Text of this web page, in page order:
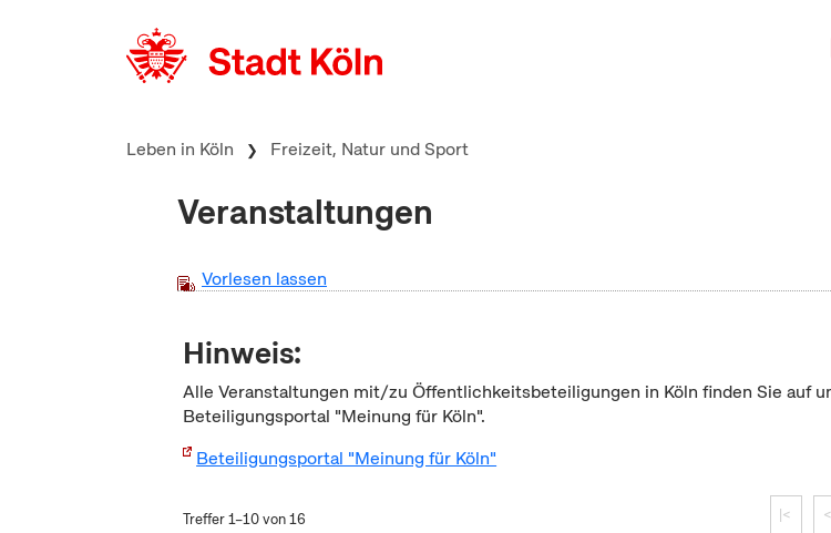
Leben in Köln Freizeit, Natur und Sport
Veranstaltungen
Vorlesen lassen
Hinweis:
Alle Veranstaltungen mit/zu Öffentlichkeitsbeteiligungen in Köln finden Sie auf
Beteiligungsportal "Meinung für Köln".
Beteiligungsportal "Meinung für Köln"
Treffer 1–10 von 16 |< <